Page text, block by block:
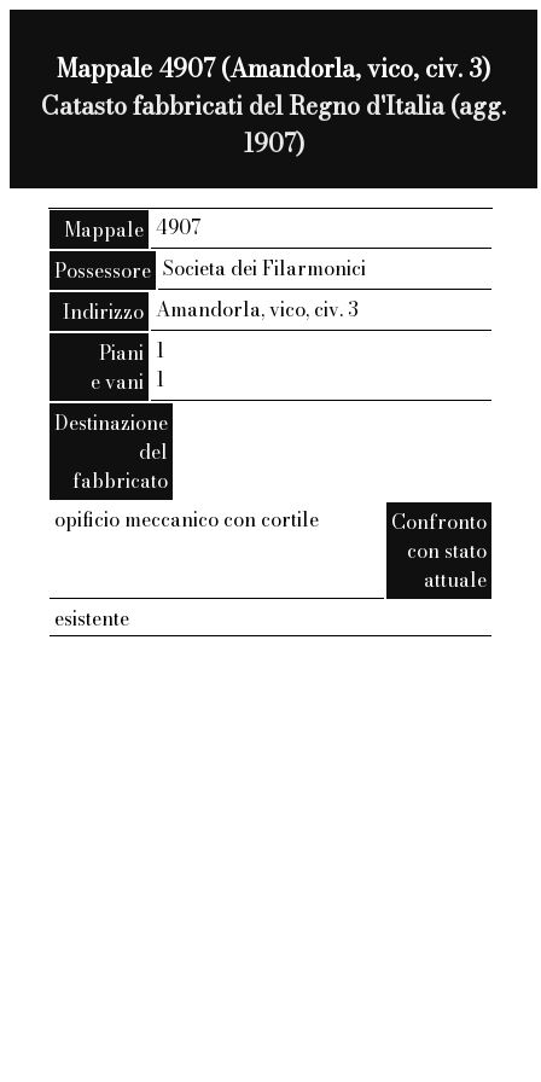
Mappale 4907 (Amandorla, vico, civ. 3)
Catasto fabbricati del Regno d'Italia (agg.
1907)
Mappale 4907
Possessore Societa dei Filarmonici
Indirizzo Amandorla, vico, civ. 3
Piani
e vani
1
1
Destinazione
del
fabbricato
opificio meccanico con cortile
Confronto
con stato
attuale
esistente